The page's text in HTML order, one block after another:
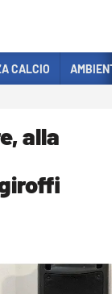
CALCIO
alla